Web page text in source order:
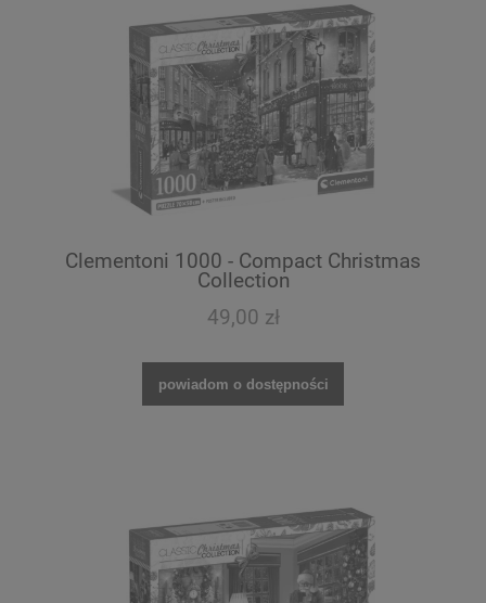
Clementoni 1000 - Compact Christmas
Collection
49,00 zł
powiadom o dostępności